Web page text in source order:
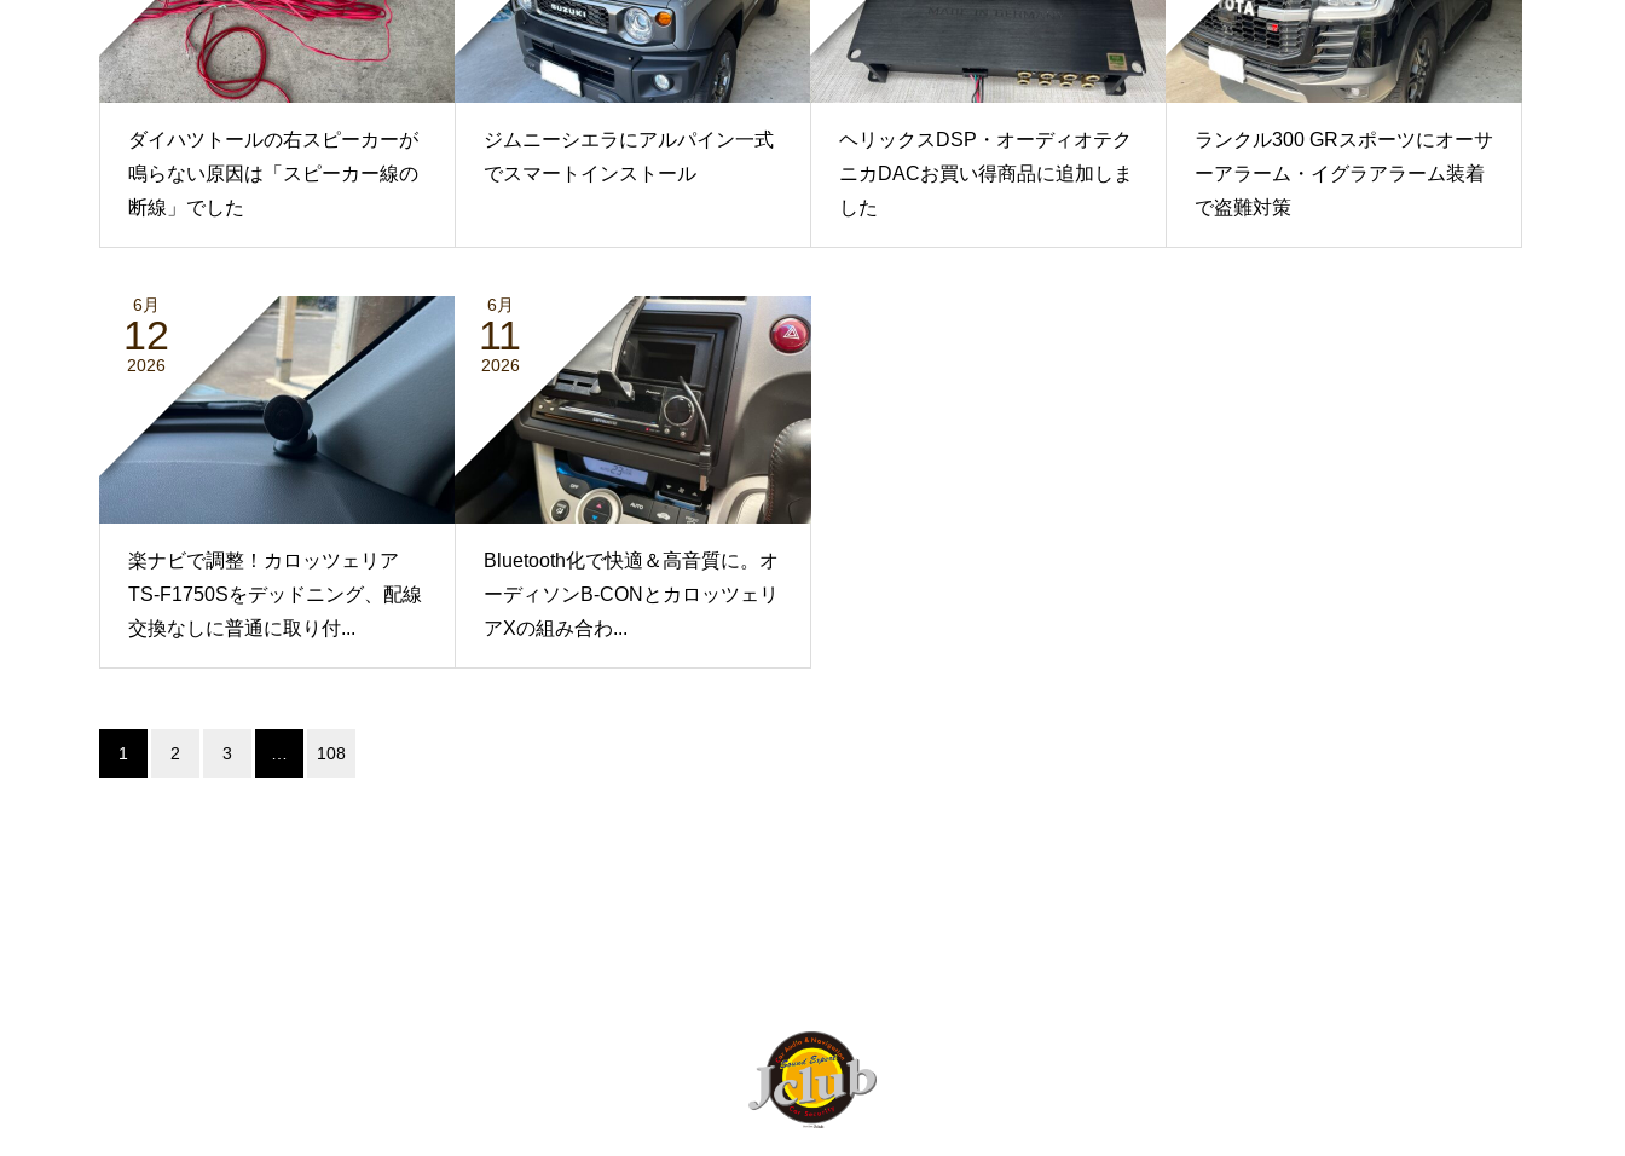
ダイハツトールの右スピーカーが
鳴らない原因は「スピーカー線の
断線」でした
ジムニーシエラにアルパイン一式
でスマートインストール
ヘリックスDSP・オーディオテク
ニカDACお買い得商品に追加しま
した
ランクル300 GRスポーツにオーサ
ーアラーム・イグラアラーム装着
で盗難対策
6月
12
2026
楽ナビで調整！カロッツェリア
TS-F1750Sをデッドニング、配線
交換なしに普通に取り付...
6月
11
2026
Bluetooth化で快適＆高音質に。オ
ーディソンB-CONとカロッツェリ
アXの組み合わ...
1 2 3 108